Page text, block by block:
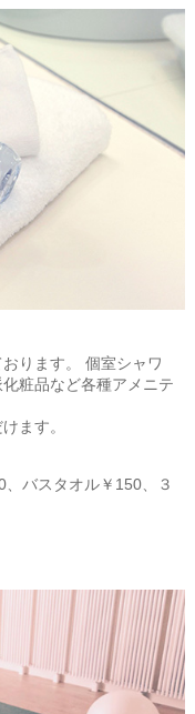
ります。 個室シャワ
粧品など各種アメニテ
ます。
バスタオル￥150、３